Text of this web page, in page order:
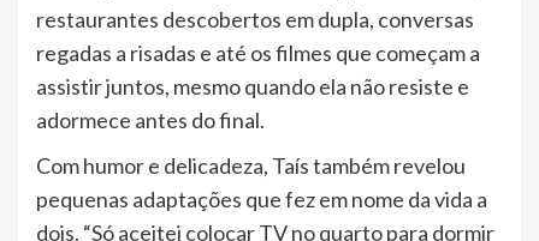
restaurantes descobertos em dupla, conversas
regadas a risadas e até os filmes que começam a
assistir juntos, mesmo quando ela não resiste e
adormece antes do final.
Com humor e delicadeza, Taís também revelou
pequenas adaptações que fez em nome da vida a
dois. “Só aceitei colocar TV no quarto para dormir